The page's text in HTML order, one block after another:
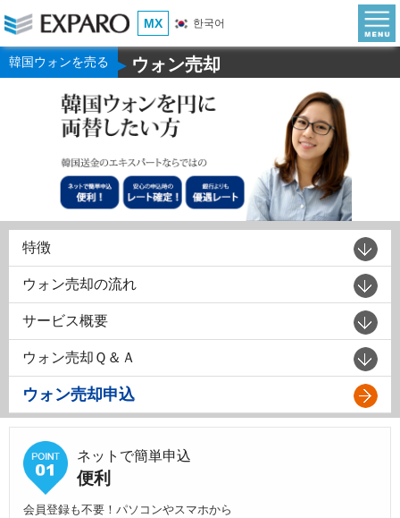
MX 한국어
韓国ウォンを売る ▶ウォン売却
特徴
ウォン売却の流れ
サービス概要
ウォン売却Ｑ＆Ａ
ウォン売却申込
ネットで簡単申込
便利
会員登録も不要！パソコンやスマホから